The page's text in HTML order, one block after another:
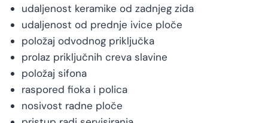
udaljenost keramike od zadnjeg zida
udaljenost od prednje ivice ploče
položaj odvodnog priključka
prolaz priključnih creva slavine
položaj sifona
raspored fioka i polica
nosivost radne ploče